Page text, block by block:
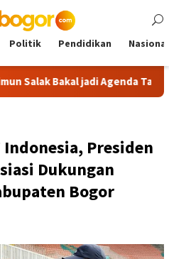
Politik Pendidikan Nasional
jadi Agenda Tahunan
Presiden
Dukungan
Bogor